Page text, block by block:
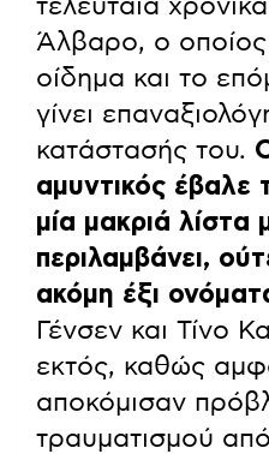
τελευταία
Άλβαρο, ο οποίος
οίδημα και το
γίνει
κατάστασής του.
αμυντικός έβαλε
μία μακριά λίστα
περιλαμβάνει,
ακόμη έξι
Γένσεν και Τίνο
εκτός, καθώς
αποκόμισαν
τραυματισμού